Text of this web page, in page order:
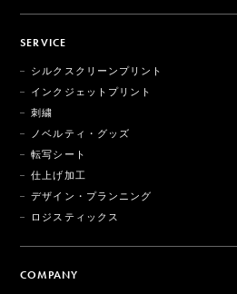
SERVICE
シルクスクリーンプリント
インクジェットプリント
刺繍
ノベルティ・グッズ
転写シート
仕上げ加工
デザイン・プランニング
ロジスティックス
COMPANY